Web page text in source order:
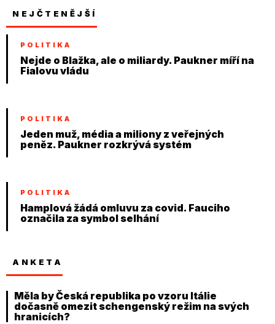
NEJČTENĚJŠÍ
POLITIKA
Nejde o Blažka, ale o miliardy. Paukner míří na
Fialovu vládu
POLITIKA
Jeden muž, média a miliony z veřejných
peněz. Paukner rozkrývá systém
POLITIKA
Hamplová žádá omluvu za covid. Fauciho
označila za symbol selhání
ANKETA
Měla by Česká republika po vzoru Itálie
dočasně omezit schengenský režim na svých
hranicích?